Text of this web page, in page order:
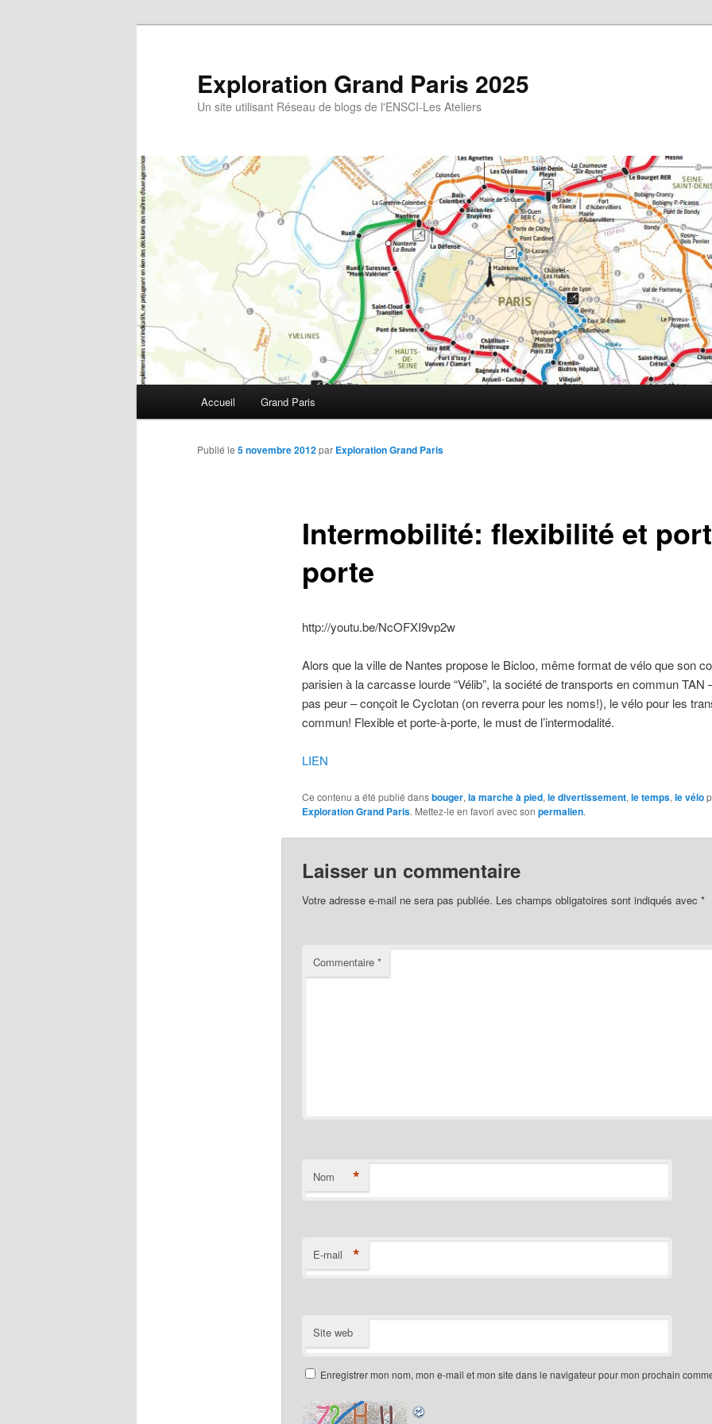
Exploration Grand Paris 2025
Un site utilisant Réseau de blogs de l'ENSCI-Les Ateliers
Aller
au
Accueil Grand Paris
Intermobilité: flexibilité et
porte
Publié le 5 novembre 2012par Exploration Grand Paris
http://youtu.be/NcOFXI9vp2w
Alors que la ville de Nantes propose le Bicloo, même format de vélo que son
parisien à la carcasse lourde “Vélib”, la société de transports en commun TAN
pas peur – conçoit le Cyclotan (on reverra pour les noms!), le vélo pour les
commun! Flexible et porte-à-porte, le must de l’intermodalité.
LIEN
Ce contenu a été publié dansbouger, la marche à pied, le divertissement, le temps, le vélo
Exploration Grand Paris. Mettez-le en favori avec son permalien.
Laisser un commentaire
Votre adresse e-mail ne sera pas publiée. Les champs obligatoires sont indiqués avec *
Commentaire *
Nom *
E-mail *
Site web
Enregistrer mon nom, mon e-mail et mon site dans le navigateur pour mon prochain